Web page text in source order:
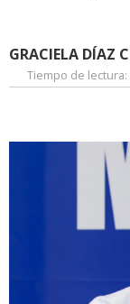
GRACIELA DÍAZ
Tiempo de lectura: